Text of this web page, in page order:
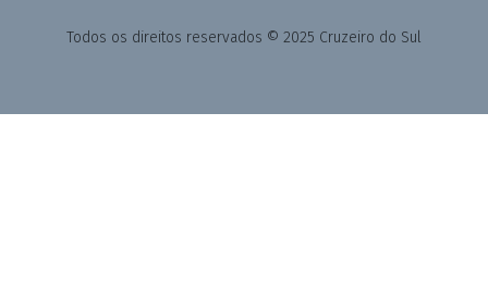
Todos os direitos reservados © 2025 Cruzeiro do Sul